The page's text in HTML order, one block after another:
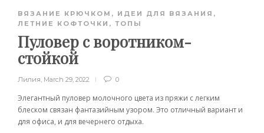
ВЯЗАНИЕ КРЮЧКОМ , ИДЕИ ДЛЯ ВЯЗАНИЯ ,
ЛЕТНИЕ КОФТОЧКИ, ТОПЫ
Пуловер с воротником-
стойкой
Лилия, March 29, 2022 0
Элегантный пуловер молочного цвета из пряжи с легким
блеском связан фантазийным узором. Это отличный вариант и
для офиса, и для вечернего отдыха.